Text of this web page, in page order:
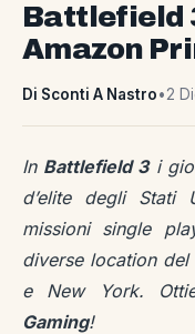
Battlefield
Amazon
Di Sconti A Nastro•2
In Battlefield 3i
d’elite degli Stati
missioni single
diverse location
e New York.
Gaming!